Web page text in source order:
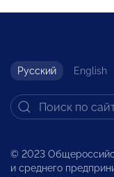
Русский English
© 2023
и среднего